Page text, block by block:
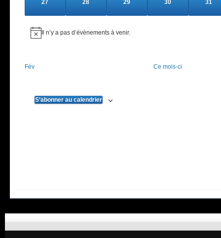
0
27
0
28
0
29
0
30
0
31
Notice
Il n’y a pas d’évènements à venir.
Fév Ce mois-ci
S’abonner au calendrier